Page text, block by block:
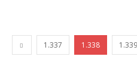
1.337 1.338 1.339